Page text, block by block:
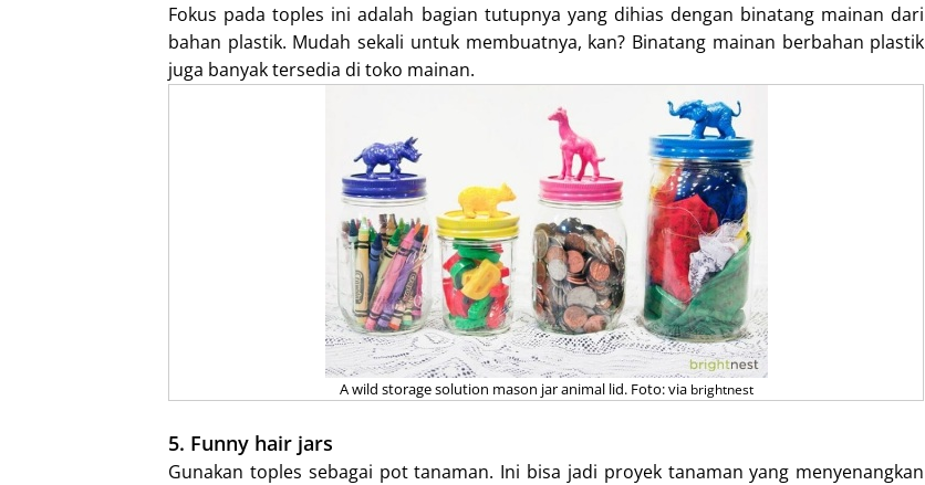
Fokus pada toples ini adalah bagian tutupnya yang dihias dengan binatang mainan dari
bahan plastik. Mudah sekali untuk membuatnya, kan? Binatang mainan berbahan plastik
juga banyak tersedia di toko mainan.
A wild storage solution mason jar animal lid. Foto: via brightnest
5. Funny hair jars
Gunakan toples sebagai pot tanaman. Ini bisa jadi proyek tanaman yang menyenangkan